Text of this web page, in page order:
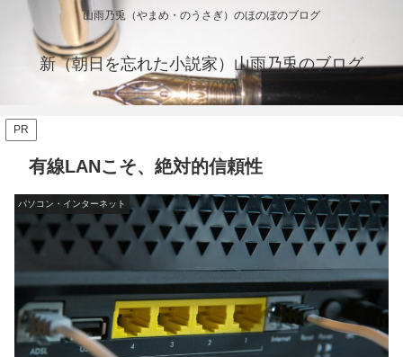
山雨乃兎（やまめ・のうさぎ）のほのぼのブログ
新（朝日を忘れた小説家）山雨乃兎のブログ
PR
有線LANこそ、絶対的信頼性
パソコン・インターネット